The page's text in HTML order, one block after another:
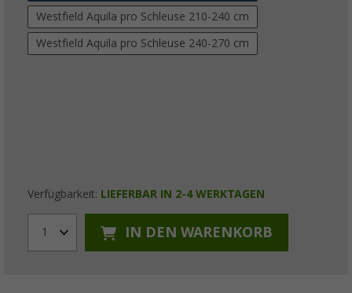
Westfield Aquila pro Schleuse 210-240 cm
Westfield Aquila pro Schleuse 240-270 cm
Verfügbarkeit: LIEFERBAR IN 2-4 WERKTAGEN
1 IN DEN WARENKORB